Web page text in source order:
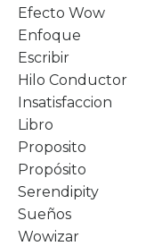
Efecto Wow
Enfoque
Escribir
Hilo Conductor
Insatisfaccion
Libro
Proposito
Propósito
Serendipity
Sueños
Wowizar